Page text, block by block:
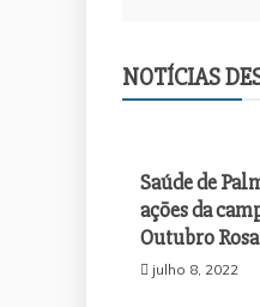
NOTÍCIAS
Saúde de
ações da
Outubro
julho 8, 2022
Márcio Reis apresenta projeto
esportivas gratuitas para